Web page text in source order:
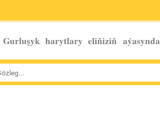
Gurluşyk harytlary eliňiziň aýasynda